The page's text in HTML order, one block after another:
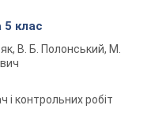
клас
В. Б. Полонський, М.
і контрольних робіт